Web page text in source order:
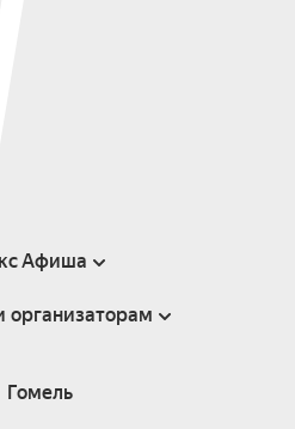
Афиша
организаторам
Гомель